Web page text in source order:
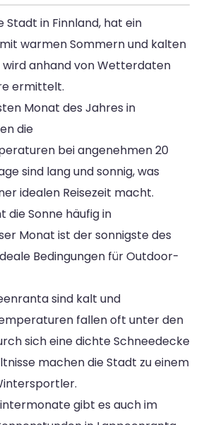
Stadt in Finnland, hat ein
warmen Sommern und kalten
wird anhand von Wetterdaten
ermittelt.
Monat des Jahres in
die
bei angenehmen 20
sind lang und sonnig, was
idealen Reisezeit macht.
die Sonne häufig in
Monat ist der sonnigste des
Bedingungen für Outdoor-
sind kalt und
fallen oft unter den
sich eine dichte Schneedecke
machen die Stadt zu einem
gibt es auch im